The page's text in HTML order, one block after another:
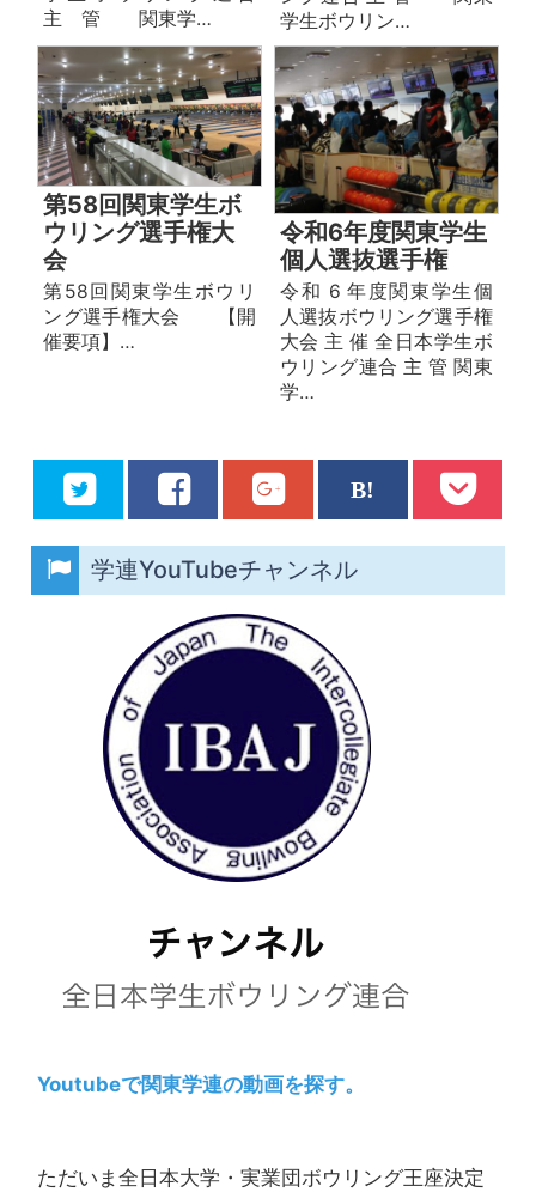
主 管 関東学…
学⽣ボウリン…
第58回関東学生ボ
ウリング選手権大
会
第58回関東学生ボウリ
ング選手権大会 【開
催要項】…
令和6年度関東学生
個人選抜選手権
令和 6 年度関東学生個
人選抜ボウリング選手権
大会 主 催 全日本学生ボ
ウリング連合 主 管 関東
学…
学連YouTubeチャンネル
Youtubeで関東学連の動画を探す。
ただいま全日本大学・実業団ボウリング王座決定